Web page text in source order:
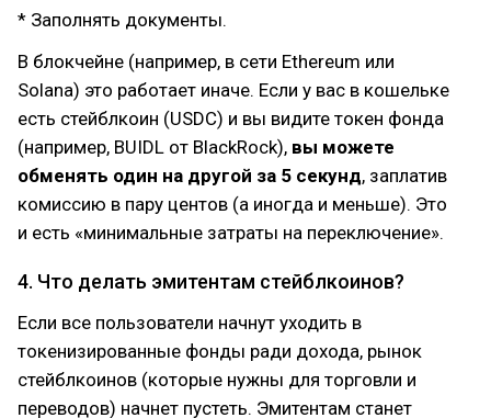
* Заполнять документы.
В блокчейне (например, в сети Ethereum или
Solana) это работает иначе. Если у вас в кошельке
есть стейблкоин (USDC) и вы видите токен фонда
(например, BUIDL от BlackRock), вы можете
обменять один на другой за 5 секунд, заплатив
комиссию в пару центов (а иногда и меньше). Это
и есть «минимальные затраты на переключение».
4. Что делать эмитентам стейблкоинов?
Если все пользователи начнут уходить в
токенизированные фонды ради дохода, рынок
стейблкоинов (которые нужны для торговли и
переводов) начнет пустеть. Эмитентам станет